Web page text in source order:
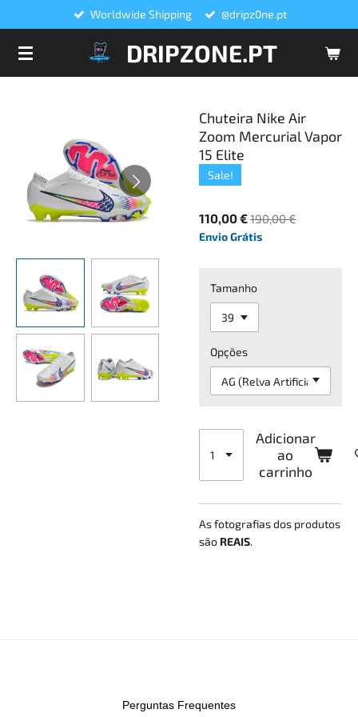
DRIPZONE.PT
Worldwide Shipping @dripz0ne.pt
Chuteira Nike Air
Zoom Mercurial Vapor
15 Elite
Sale!
110,00 €190,00 €
Envio Grátis
Tamanho
Opções
Adicionar
ao
carrinho
As fotografias dos produtos
são REAIS.
Perguntas Frequentes